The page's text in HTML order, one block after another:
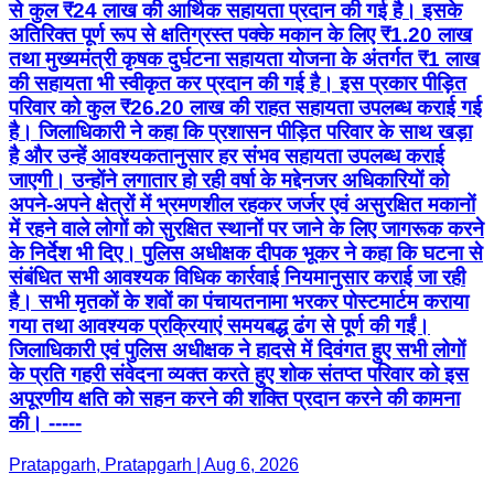
से कुल ₹24 लाख की आर्थिक सहायता प्रदान की गई है। इसके
अतिरिक्त पूर्ण रूप से क्षतिग्रस्त पक्के मकान के लिए ₹1.20 लाख
तथा मुख्यमंत्री कृषक दुर्घटना सहायता योजना के अंतर्गत ₹1 लाख
की सहायता भी स्वीकृत कर प्रदान की गई है। इस प्रकार पीड़ित
परिवार को कुल ₹26.20 लाख की राहत सहायता उपलब्ध कराई गई
है। जिलाधिकारी ने कहा कि प्रशासन पीड़ित परिवार के साथ खड़ा
है और उन्हें आवश्यकतानुसार हर संभव सहायता उपलब्ध कराई
जाएगी। उन्होंने लगातार हो रही वर्षा के मद्देनजर अधिकारियों को
अपने-अपने क्षेत्रों में भ्रमणशील रहकर जर्जर एवं असुरक्षित मकानों
में रहने वाले लोगों को सुरक्षित स्थानों पर जाने के लिए जागरूक करने
के निर्देश भी दिए। पुलिस अधीक्षक दीपक भूकर ने कहा कि घटना से
संबंधित सभी आवश्यक विधिक कार्रवाई नियमानुसार कराई जा रही
है। सभी मृतकों के शवों का पंचायतनामा भरकर पोस्टमार्टम कराया
गया तथा आवश्यक प्रक्रियाएं समयबद्ध ढंग से पूर्ण की गईं।
जिलाधिकारी एवं पुलिस अधीक्षक ने हादसे में दिवंगत हुए सभी लोगों
के प्रति गहरी संवेदना व्यक्त करते हुए शोक संतप्त परिवार को इस
अपूरणीय क्षति को सहन करने की शक्ति प्रदान करने की कामना
की। -----
Pratapgarh, Pratapgarh | Aug 6, 2026